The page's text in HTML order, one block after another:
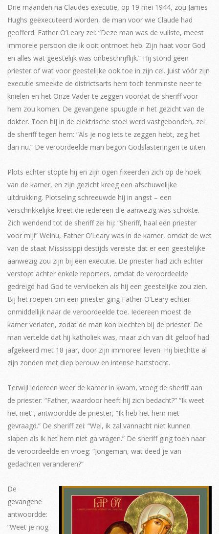
Drie maanden na Claudes executie, op 19 mei 1944, zou James
Hughs geëxecuteerd worden, de man voor wie Claude had
geofferd. Father O’Leary zei: “Deze man was de vuilste, meest
immorele persoon die ik ooit ontmoet heb. Zijn haat voor God
en alles wat geestelijk was onbeschrijflijk.” Hij stond geen
priester of wat voor geestelijke ook toe in zijn cel. Juist vóór zijn
executie smeekte de districtsarts hem toch tenminste neer te
knielen en het Onze Vader te zeggen voordat de sheriff voor
hem zou komen. De gevangene spuugde in het gezicht van de
dokter. Toen hij in de elektrische stoel werd vastgebonden, zei
de sheriff tegen hem: “Als je nog iets te zeggen hebt, zeg het
dan nu.” De veroordeelde man begon Godslasteringen te uiten.
Plots echter stopte hij en zijn ogen fixeerden zich op de hoek
van de kamer, en zijn gezicht kreeg een afschuwelijke
uitdrukking. Plotseling schreeuwde hij in angst – een
verschrikkelijke kreet die iedereen die aanwezig was schokte.
Zich wendend tot de sheriff zei hij: “Sheriff, haal een priester
voor mij!” Welnu, Father O’Leary was in de kamer, omdat de wet
van de staat Mississippi destijds vereiste dat er een geestelijke
aanwezig zou zijn bij een executie. De priester had zich echter
verstopt achter enkele reporters, omdat de veroordeelde
gedreigd had God te vervloeken als hij een geestelijke zou zien.
Bij het roepen om een priester ging Father O’Leary echter
onmiddellijk naar de veroordeelde toe. Iedereen moest de
kamer verlaten, zodat de man kon biechten bij de priester. De
man vertelde dat hij katholiek was, maar zich van dit geloof had
afgekeerd met 18 jaar, door zijn immoreel leven. Hij biechtte al
zijn zonden met diep berouw en intense hartstocht.
Terwijl iedereen weer de kamer in kwam, vroeg de sheriff aan
de priester: “Father, waardoor heeft hij zich bedacht?” “Ik weet
het niet”, antwoordde de priester, “Ik heb het hem niet
gevraagd.” De sheriff zei: “Wel, ik zal vannacht niet kunnen
slapen als ik het hem niet ga vragen.” De sheriff ging toen naar
de veroordeelde en vroeg: “Jongeman, wat deed je van
gedachten veranderen?”
De
gevangene
antwoordde:
“Weet je nog